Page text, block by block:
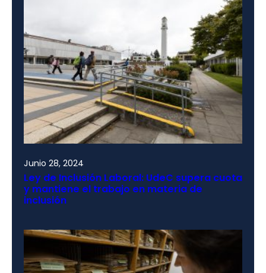
Junio 28, 2024
Ley de Inclusión Laboral: UdeC supera cuota
y mantiene el trabajo en materia de
inclusión